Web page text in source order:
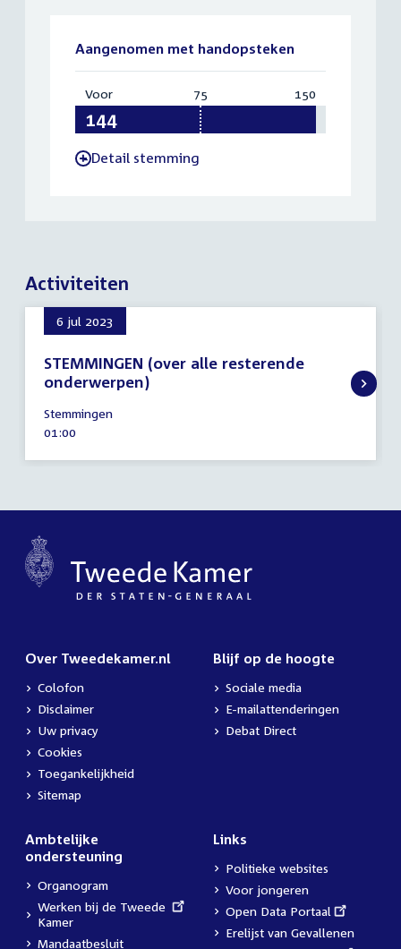
Aangenomen met handopsteken
Voor:
144
75 150
-Detail stemming
Activiteiten
6 jul 2023
STEMMINGEN (over alle resterende
onderwerpen)
juli
2023
Stemmingen
Tijd
01:00
Over Tweedekamer.nl
Colofon
Disclaimer
Uw privacy
Cookies
Toegankelijkheid
Sitemap
Blijf op de hoogte
Sociale media
E-mailattenderingen
Debat Direct
Ambtelijke
ondersteuning
Organogram
External
link:
Werken bij de Tweede
Kamer
Mandaatbesluit
Links
Politieke websites
Voor jongeren
External
link:
Open Data Portaal
Erelijst van Gevallenen